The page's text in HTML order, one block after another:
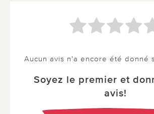
Aucun avis n'a encore été donné
Soyez le premier et
avis!